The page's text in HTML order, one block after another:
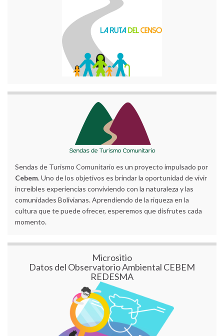
Sendas de Turismo Comunitario es un proyecto impulsado por
Cebem. Uno de los objetivos es brindar la oportunidad de vivir
increíbles experiencias conviviendo con la naturaleza y las
comunidades Bolivianas. Aprendiendo de la riqueza en la
cultura que te puede ofrecer, esperemos que disfrutes cada
momento.
Micrositio
Datos del Observatorio Ambiental CEBEM
REDESMA